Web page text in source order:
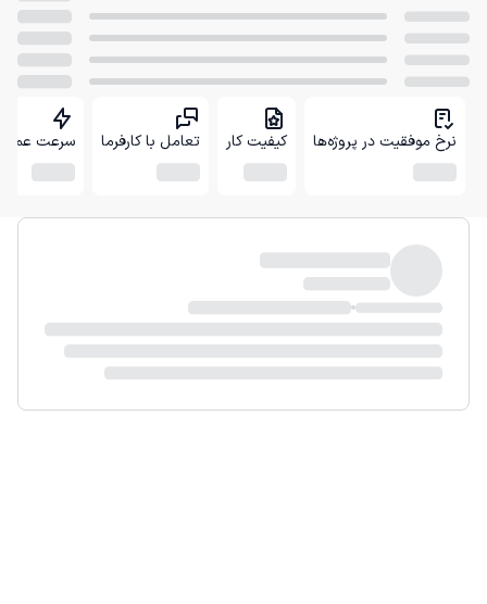
نرخ موفقیت در پروژه‌ها کیفیت کار تعامل با کارفرما سرعت عمل